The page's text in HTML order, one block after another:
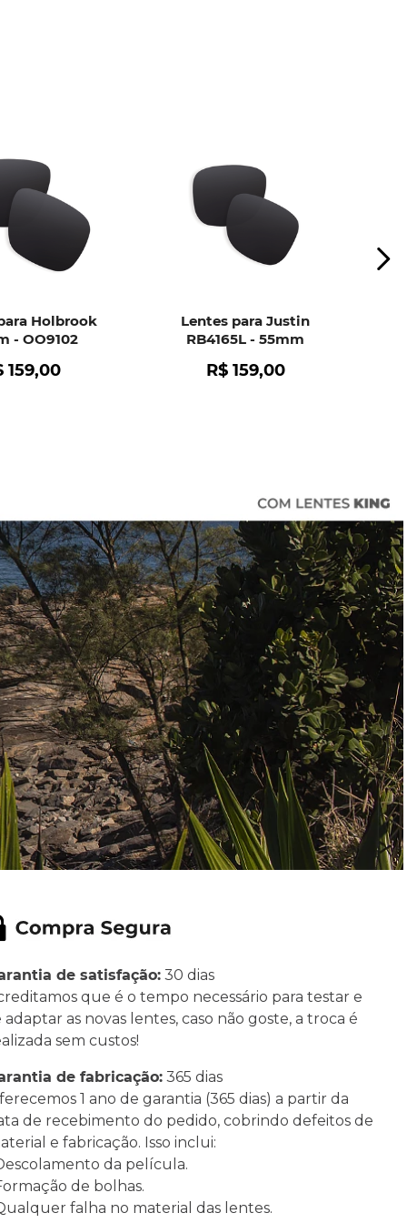
Holbrook
- OO9102
159,00
Lentes para Justin
RB4165L - 55mm
R$ 159,00
de satisfação:30 dias
que é o tempo necessário para testar e
adaptar as novas lentes, caso não goste, a troca é
sem custos!
de fabricação:365 dias
1 ano de garantia (365 dias) a partir da
de recebimento do pedido, cobrindo defeitos de
e fabricação. Isso inclui:
da película.
de bolhas.
falha no material das lentes.